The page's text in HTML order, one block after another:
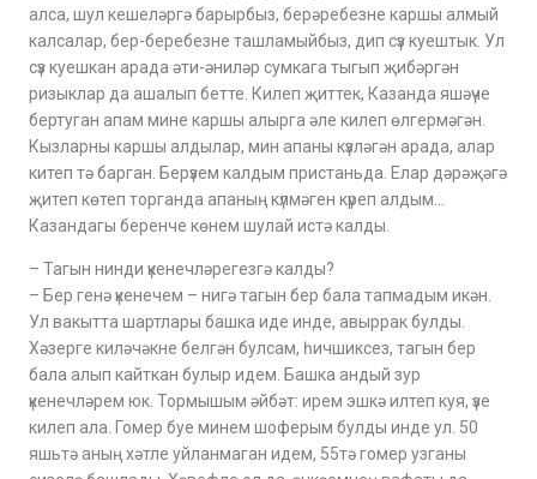
алса, шул кешеләргә барырбыз, берәребезне каршы алмый
калсалар, бер-беребезне ташламыйбыз, дип сүз куештык. Ул
сүз куешкан арада әти-әниләр сумкага тыгып җибәргән
ризыклар да ашалып бетте. Килеп җиттек, Казанда яшәүче
бертуган апам мине каршы алырга әле килеп өлгермәгән.
Кызларны каршы алдылар, мин апаны күзләгән арада, алар
китеп тә барган. Берүзем калдым пристаньда. Елар дәрәҗәгә
җитеп көтеп торганда апаның күлмәген күреп алдым…
Казандагы беренче көнем шулай истә калды.
– Тагын нинди үкенечләрегезгә калды?
– Бер генә үкенечем – нигә тагын бер бала тапмадым икән.
Ул вакытта шартлары башка иде инде, авыррак булды.
Хәзерге киләчәкне белгән булсам, һичшиксез, тагын бер
бала алып кайткан булыр идем. Башка андый зур
үкенечләрем юк. Тормышым әйбәт: ирем эшкә илтеп куя, үзе
килеп ала. Гомер буе минем шоферым булды инде ул. 50
яшьтә аның хәтле уйланмаган идем, 55тә гомер узганы